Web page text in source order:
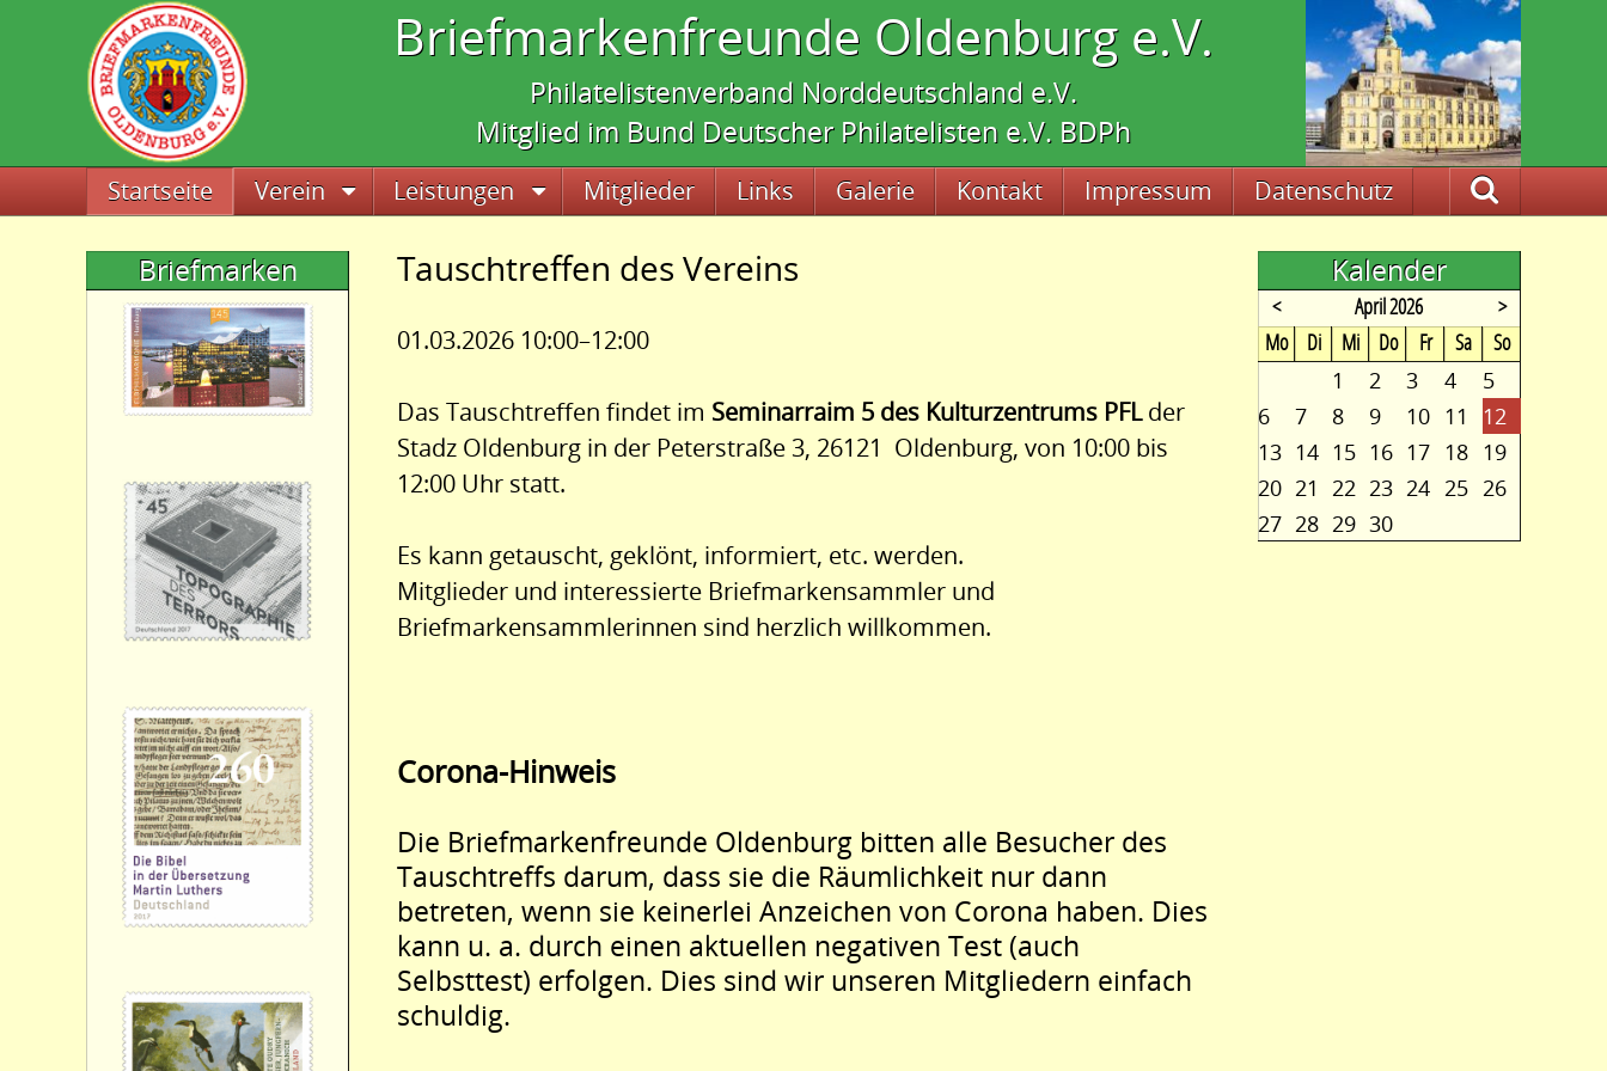
Briefmarkenfreunde Oldenburg e.V.
Philatelistenverband Norddeutschland e.V.
Mitglied im Bund Deutscher Philatelisten e.V. BDPh
Navigation überspringen
Startseite Verein Leistungen Mitglieder Links Galerie Kontakt Impressum Datenschutz Suche
Tauschtreffen des Vereins
01.03.2026 10:00–12:00
Das Tauschtreffen findet im Seminarraim 5 des Kulturzentrums PFLder
Stadz Oldenburg in der Peterstraße 3, 26121 Oldenburg, von 10:00 bis
12:00 Uhr statt.
Es kann getauscht, geklönt, informiert, etc. werden.
Mitglieder und interessierte Briefmarkensammler und
Briefmarkensammlerinnen sind herzlich willkommen.
Corona-Hinweis
Die Briefmarkenfreunde Oldenburg bitten alle Besucher des
Tauschtreffs darum, dass sie die Räumlichkeit nur dann
betreten, wenn sie keinerlei Anzeichen von Corona haben. Dies
kann u. a. durch einen aktuellen negativen Test (auch
Selbsttest) erfolgen. Dies sind wir unseren Mitgliedern einfach
schuldig.
Briefmarken Kalender
< April 2026
>
Montag
Dienstag
Mittwoch
Donnerstag
FreitagSamstag
Sonntag
1 2 3 4
5
6
7 8 9 10 11
12
13 14 15 16 17 18 19
20 21 22 23 24 25 26
27 28 29 30